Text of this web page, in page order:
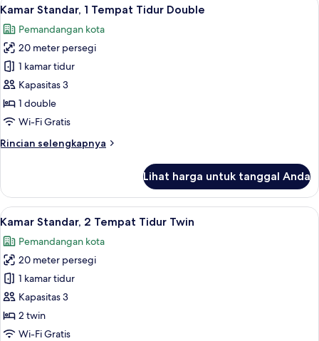
Beberapa
Tidur
semua
foto
untuk
Kamar
Standar,
1
Tempat
Double
5
Kamar Standar, 1 Tempat Tidur Double
Pemandangan kota
20 meter persegi
1 kamar tidur
Kapasitas 3
1 double
Wi-Fi Gratis
Rincian selengkapnya
Rincian
Kamar
Standar,
1
Tidur
Double
Lihat harga untuk tanggal Anda
Lihat
semua
foto
untuk
Kamar
Standar,
2
Tempat
Kamar Standar, 2 Tempat Tidur
5
Kamar Standar, 2 Tempat Tidur Twin
Pemandangan kota
20 meter persegi
1 kamar tidur
Kapasitas 3
2 twin
Wi-Fi Gratis